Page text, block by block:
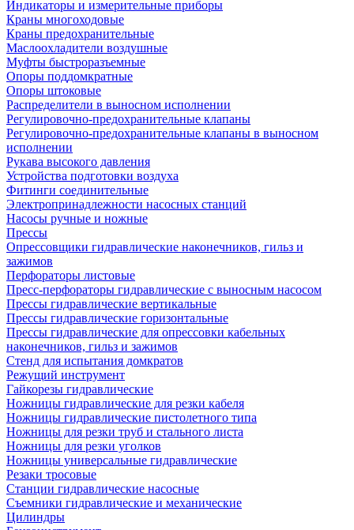
Индикаторы и измерительные приборы
Краны многоходовые
Краны предохранительные
Маслоохладители воздушные
Муфты быстроразъемные
Опоры поддомкратные
Опоры штоковые
Распределители в выносном исполнении
Регулировочно-предохранительные клапаны
Регулировочно-предохранительные клапаны в выносном
исполнении
Рукава высокого давления
Устройства подготовки воздуха
Фитинги соединительные
Электропринадлежности насосных станций
Насосы ручные и ножные
Прессы
Опрессовщики гидравлические наконечников, гильз и
зажимов
Перфораторы листовые
Пресс-перфораторы гидравлические с выносным насосом
Прессы гидравлические вертикальные
Прессы гидравлические горизонтальные
Прессы гидравлические для опрессовки кабельных
наконечников, гильз и зажимов
Стенд для испытания домкратов
Режущий инструмент
Гайкорезы гидравлические
Ножницы гидравлические для резки кабеля
Ножницы гидравлические пистолетного типа
Ножницы для резки труб и стального листа
Ножницы для резки уголков
Ножницы универсальные гидравлические
Резаки тросовые
Станции гидравлические насосные
Съемники гидравлические и механические
Цилиндры